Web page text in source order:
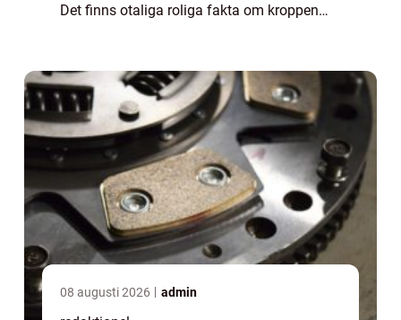
Det finns otaliga roliga fakta om kroppen
08 augusti 2026 admin